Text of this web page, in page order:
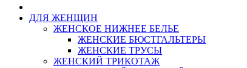
ДЛЯ ЖЕНЩИН
ЖЕНСКОЕ НИЖНЕЕ БЕЛЬЕ
ЖЕНСКИЕ БЮСТГАЛЬТЕРЫ
ЖЕНСКИЕ ТРУСЫ
ЖЕНСКИЙ ТРИКОТАЖ